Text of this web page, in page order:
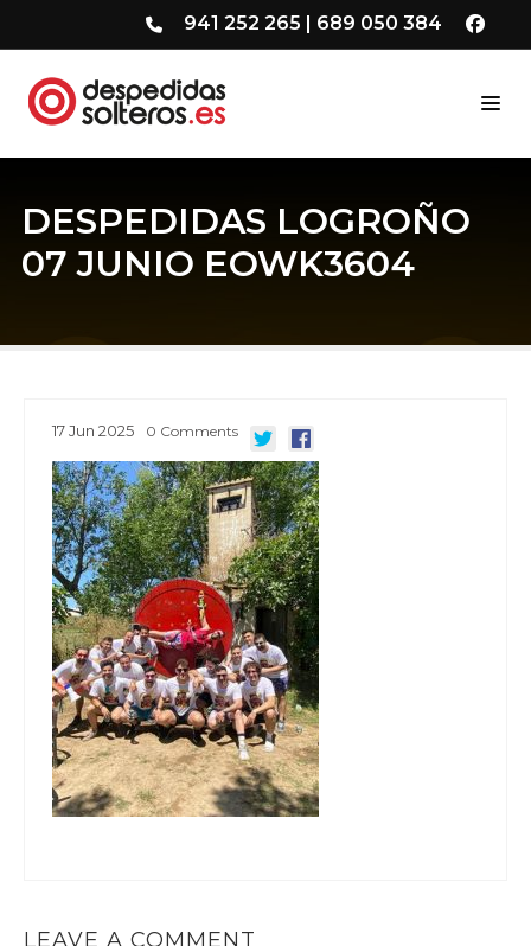
941 252 265 | 689 050 384
DESPEDIDAS LOGROÑO
07 JUNIO EOWK3604
17Jun 2025 0 Comments
LEAVE A COMMENT